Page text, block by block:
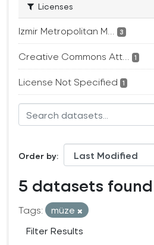
Licenses
Izmir Metropolitan M... 3
Creative Commons Att... 1
License Not Specified 1
Order by
5 datasets found
Tags:
müze
Filter Results